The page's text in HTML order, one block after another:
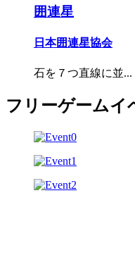
囲連星
日本囲連星協会
石を７つ直線に並...
フリーゲームイ